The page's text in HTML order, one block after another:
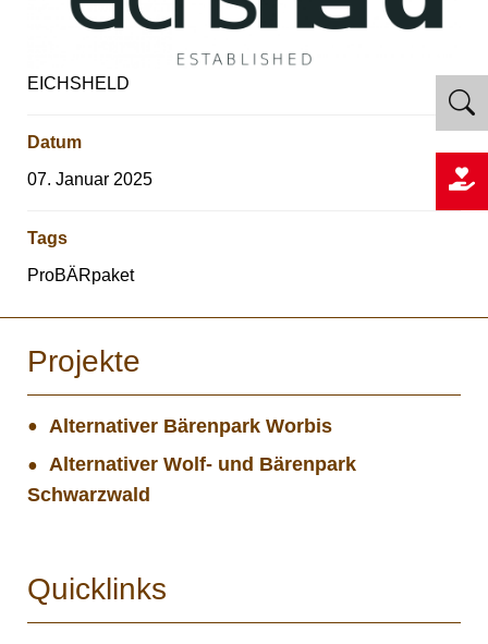
EICHSHELD
Datum
07. Januar 2025
Tags
ProBÄRpaket
Projekte
Alternativer Bärenpark Worbis
Alternativer Wolf- und Bärenpark
Schwarzwald
Quicklinks